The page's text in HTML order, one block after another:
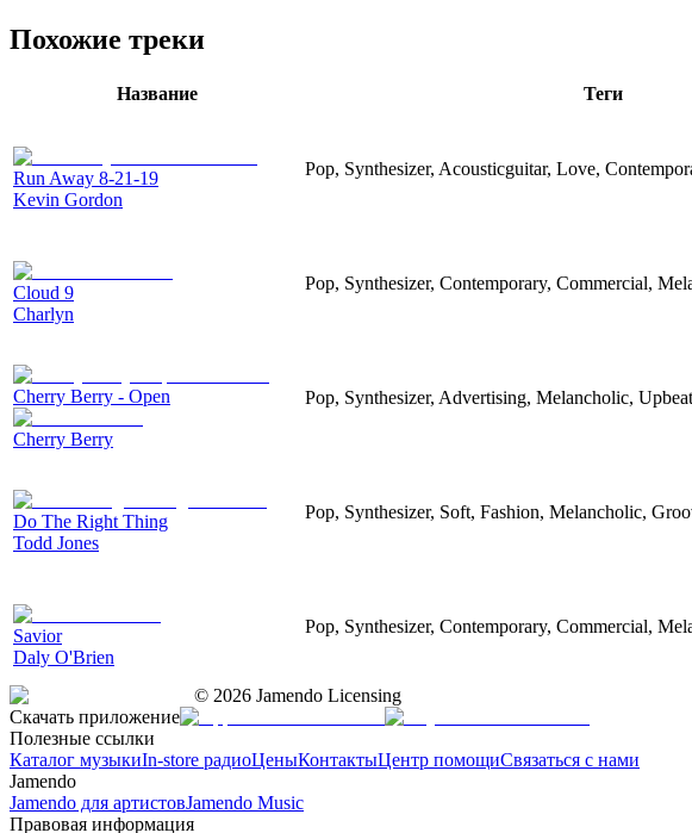
Похожие треки
Название Теги
Run Away 8-21-19
Kevin Gordon
Pop, Synthesizer, Acousticguitar, Love,
Cloud 9
Charlyn
Pop, Synthesizer, Contemporary, Commercial,
Cherry Berry - Open
Cherry Berry
Pop, Synthesizer, Advertising, Melancholic, Upbeat
Do The Right Thing
Todd Jones
Pop, Synthesizer, Soft, Fashion, Melancholic,
Savior
Daly O'Brien
Pop, Synthesizer, Contemporary, Commercial,
© 2026 Jamendo Licensing
Скачать приложение
Полезные ссылки
Каталог музыкиIn-store радиоЦеныКонтактыЦентр помощиСвязаться с нами
Jamendo
Jamendo для артистовJamendo Music
Правовая информация